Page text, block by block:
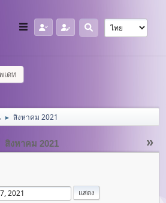
เดท
► สิงหาคม 2021
»
สิงหาคม 2021